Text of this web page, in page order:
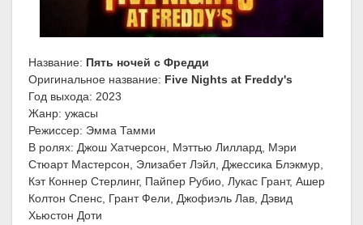
Название: Пять ночей с Фредди
Оригинальное название: Five Nights at Freddy's
Год выхода: 2023
Жанр: ужасы
Режиссер: Эмма Тамми
В ролях: Джош Хатчерсон, Мэттью Лиллард, Мэри
Стюарт Мастерсон, Элизабет Лэйл, Джессика Блэкмур,
Кэт Коннер Стерлинг, Пайпер Рубио, Лукас Грант, Ашер
Колтон Спенс, Грант Фели, Джофиэль Лав, Дэвид
Хьюстон Доти